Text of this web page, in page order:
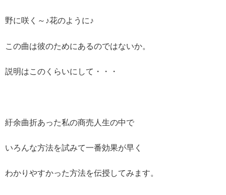
野に咲く～♪花のように♪
この曲は彼のためにあるのではないか。
説明はこのくらいにして・・・
紆余曲折あった私の商売人生の中で
いろんな方法を試みて一番効果が早く
わかりやすかった方法を伝授してみます。